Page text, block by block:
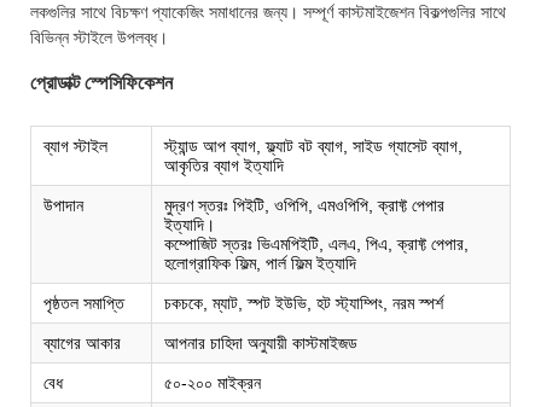
লকগুলির সাথে বিচক্ষণ প্যাকেজিং সমাধানের জন্য। সম্পূর্ণ কাস্টমাইজেশন বিকল্পগুলির সাথে
বিভিন্ন স্টাইলে উপলব্ধ।
প্রোডাক্ট স্পেসিফিকেশন
ব্যাগ স্টাইল
স্ট্যান্ড আপ ব্যাগ, ফ্ল্যাট বট ব্যাগ, সাইড গ্যাসেট ব্যাগ,
আকৃতির ব্যাগ ইত্যাদি
উপাদান
মুদ্রণ স্তরঃ পিইটি, ওপিপি, এমওপিপি, ক্রাফ্ট পেপার
ইত্যাদি।
কম্পোজিট স্তরঃ ভিএমপিইটি, এলএ, পিএ, ক্রাফ্ট পেপার,
হলোগ্রাফিক ফিল্ম, পার্ল ফিল্ম ইত্যাদি
পৃষ্ঠতল সমাপ্তি চকচকে, ম্যাট, স্পট ইউভি, হট স্ট্যাম্পিং, নরম স্পর্শ
ব্যাগের আকার আপনার চাহিদা অনুযায়ী কাস্টমাইজড
বেধ ৫০-২০০ মাইক্রন